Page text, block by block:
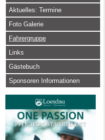
Aktuelles: Termine
Foto Galerie
Fahrergruppe
Links
Gästebuch
Sponsoren Informationen